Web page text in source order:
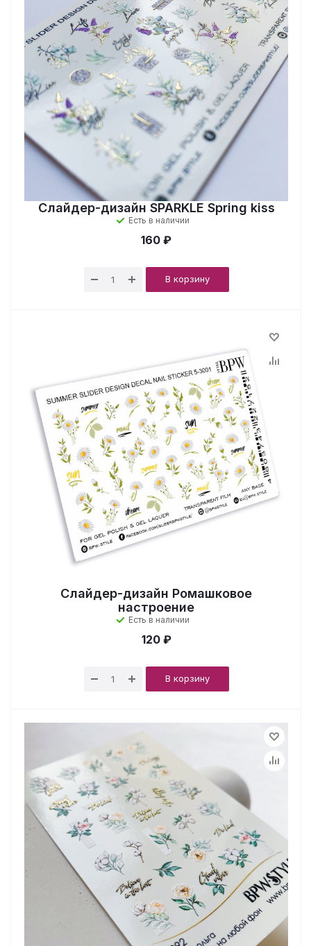
Слайдер-дизайн SPARKLE Spring kiss
Есть в наличии
160 ₽
В корзину
Слайдер-дизайн Ромашковое
настроение
Есть в наличии
120 ₽
В корзину